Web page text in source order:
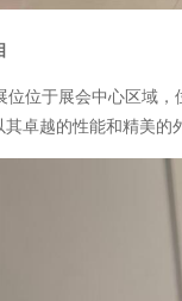
位于展会中心区域，
卓越的性能和精美的